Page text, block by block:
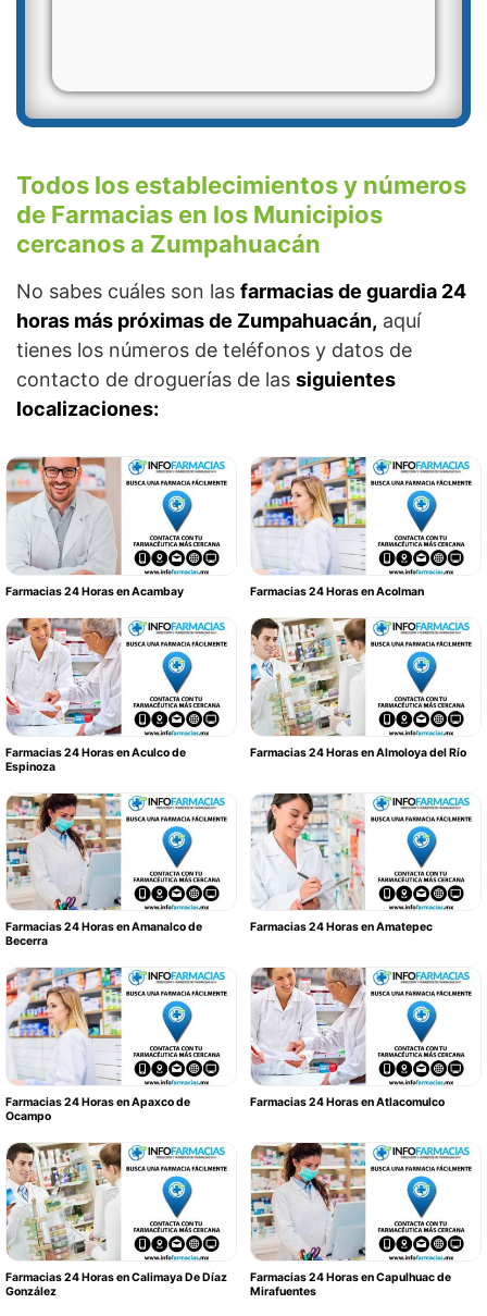
Todos los establecimientos y números
de Farmacias en los Municipios
cercanos a Zumpahuacán
No sabes cuáles son las farmacias de guardia 24
horas más próximas de Zumpahuacán, aquí
tienes los números de teléfonos y datos de
contacto de droguerías de las siguientes
localizaciones:
Farmacias 24 Horas en Acambay Farmacias 24 Horas en Acolman
Farmacias 24 Horas en Aculco de
Espinoza
Farmacias 24 Horas en Almoloya del Río
Farmacias 24 Horas en Amanalco de
Becerra
Farmacias 24 Horas en Amatepec
Farmacias 24 Horas en Apaxco de
Ocampo
Farmacias 24 Horas en Atlacomulco
Farmacias 24 Horas en Calimaya De Díaz
González
Farmacias 24 Horas en Capulhuac de
Mirafuentes